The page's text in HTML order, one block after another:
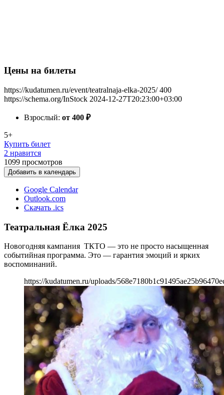
Цены на билеты
https://kudatumen.ru/event/teatralnaja-elka-2025/ 400
https://schema.org/InStock 2024-12-27T20:23:00+03:00
Взрослый: от 400 ₽
5+
Купить билет
2 нравится
1099 просмотров
Добавить в календарь
Google Calendar
Outlook.com
Скачать .ics
Театральная Ёлка 2025
Новогодняя кампания ТКТО — это не просто насыщенная
событийная программа. Это — гарантия эмоций и ярких
воспоминаний.
https://kudatumen.ru/uploads/